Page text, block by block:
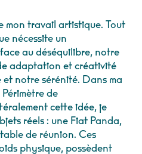
mon travail artistique. Tout
nécessite un
au déséquilibre, notre
adaptation et créativité
notre sérénité. Dans ma
de
cette idée, je
réels : une Fiat Panda,
de réunion. Ces
physique, possèdent